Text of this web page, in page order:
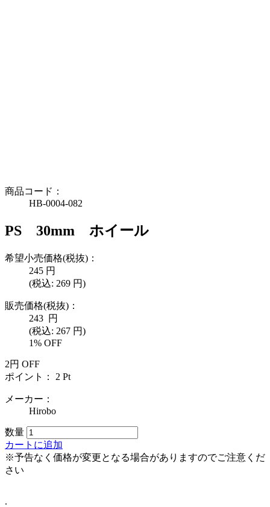
商品コード：
HB-0004-082
PS 30mm ホイール
希望小売価格(税抜)：
245 円
(税込: 269 円)
販売価格(税抜)：
243 円
(税込: 267 円)
1% OFF
2円 OFF
ポイント： 2 Pt
メーカー：
Hirobo
数量
カートに追加
※予告なく価格が変更となる場合がありますのでご注意くだ
さい
.